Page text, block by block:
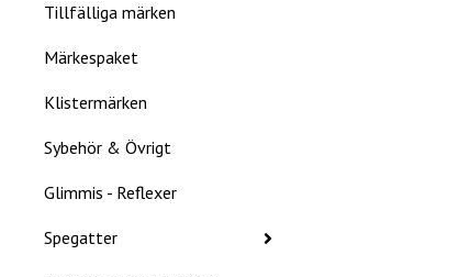
Tillfälliga märken
Märkespaket
Klistermärken
Sybehör & Övrigt
Glimmis - Reflexer
Spegatter